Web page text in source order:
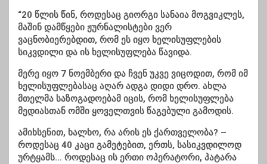
“20 წლის წინ, როდესაც გიორგი სანაია მოგვიკლეს,
მაშინ დამწყები ჟურნალისტები ვერ
ვაცნობიერებდით, რომ ეს იყო ხელისუფლების
სიკვდილი და ის ხელისუფლება წავიდა.
მერე იყო 7 ნოემბერი და ჩვენ უკვე ვიცოდით, რომ იმ
ხელისუფლებასაც აღარ ადგა დიდი დრო. ახლა
მთელმა საზოგადოებამ იცის, რომ ხელისუფლება
მედიასთან ომში ყოველთვის წაგებული გამოდის.
ამიხსენით, ხალხო, რა არის ეს ქართველობა? –
როდესაც 40 კაცი გამეტებით, ერთს, სასიკვდილოდ
ურტყამს… როდესაც ის ერთი ოპერატორი, პატარა